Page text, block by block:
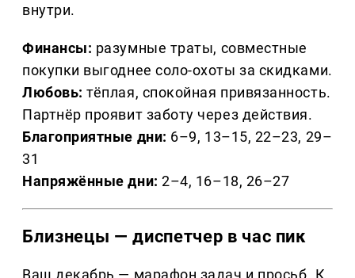
внутри.
Финансы: разумные траты, совместные
покупки выгоднее соло-охоты за скидками.
Любовь: тёплая, спокойная привязанность.
Партнёр проявит заботу через действия.
Благоприятные дни: 6–9, 13–15, 22–23, 29–
31
Напряжённые дни: 2–4, 16–18, 26–27
Близнецы — диспетчер в час пик
Ваш декабрь — марафон задач и просьб. К